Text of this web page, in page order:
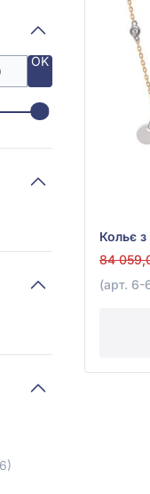
OK
84
(арт. 6-